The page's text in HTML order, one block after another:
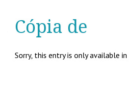
Cópia de
Sorry, this entry is only available in